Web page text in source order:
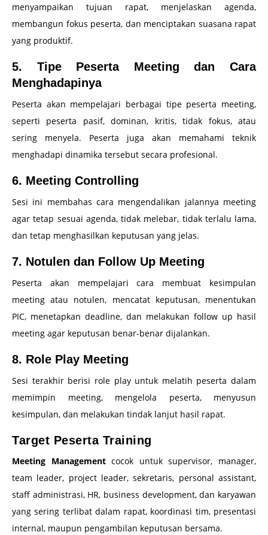
menyampaikan tujuan rapat, menjelaskan agenda,
membangun fokus peserta, dan menciptakan suasana rapat
yang produktif.
5. Tipe Peserta Meeting dan Cara
Menghadapinya
Peserta akan mempelajari berbagai tipe peserta meeting,
seperti peserta pasif, dominan, kritis, tidak fokus, atau
sering menyela. Peserta juga akan memahami teknik
menghadapi dinamika tersebut secara profesional.
6. Meeting Controlling
Sesi ini membahas cara mengendalikan jalannya meeting
agar tetap sesuai agenda, tidak melebar, tidak terlalu lama,
dan tetap menghasilkan keputusan yang jelas.
7. Notulen dan Follow Up Meeting
Peserta akan mempelajari cara membuat kesimpulan
meeting atau notulen, mencatat keputusan, menentukan
PIC, menetapkan deadline, dan melakukan follow up hasil
meeting agar keputusan benar-benar dijalankan.
8. Role Play Meeting
Sesi terakhir berisi role play untuk melatih peserta dalam
memimpin meeting, mengelola peserta, menyusun
kesimpulan, dan melakukan tindak lanjut hasil rapat.
Target Peserta Training
Meeting Managementcocok untuk supervisor, manager,
team leader, project leader, sekretaris, personal assistant,
staff administrasi, HR, business development, dan karyawan
yang sering terlibat dalam rapat, koordinasi tim, presentasi
internal, maupun pengambilan keputusan bersama.